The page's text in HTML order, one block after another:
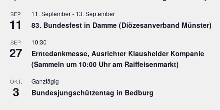
SEP.
11
11. September- 13. September
83. Bundesfest in Damme (Diözesanverband Münster)
SEP.
27
10:30
Erntedankmesse, Ausrichter Klausheider Kompanie
(Sammeln um 10:00 Uhr am Raiffeisenmarkt)
OKT.
3
Ganztägig
Bundesjungschützentag in Bedburg